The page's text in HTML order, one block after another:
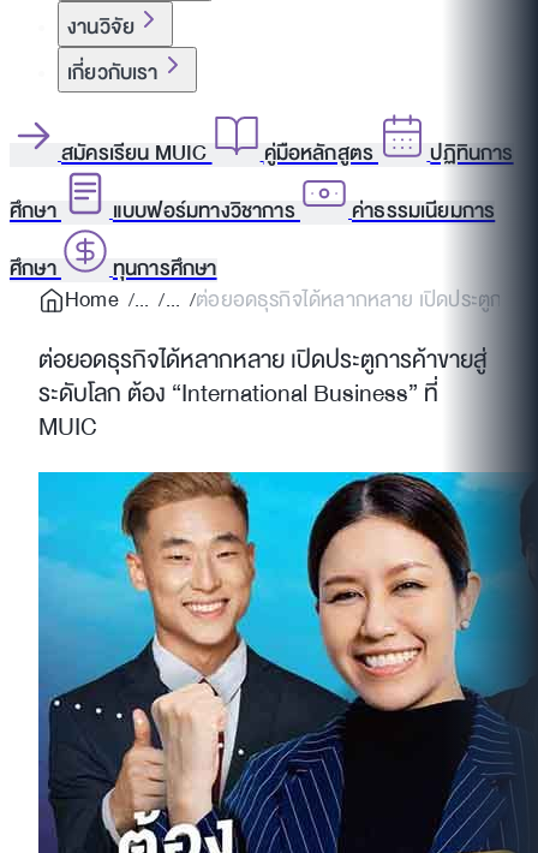
งานวิจัย
เกี่ยวกับเรา
สมัครเรียน MUIC คู่มือหลักสูตร
ปฏิทินการ
ศึกษา
แบบฟอร์มทางวิชาการ
ค่าธรรมเนียมการ
ศึกษา
ทุนการศึกษา
Home
ต่อยอดธุรกิจได้หลากหลาย เปิดประตูการ
ต่อยอดธุรกิจได้หลากหลาย เปิดประตูการค้าขายสู่
ระดับโลก ต้อง “International Business” ที่
MUIC